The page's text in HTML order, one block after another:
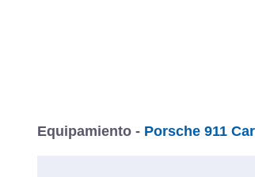
Equipamiento - Porsche 911